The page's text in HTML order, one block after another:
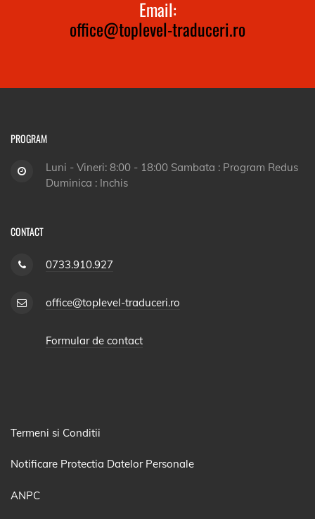
Email:
office@toplevel-traduceri.ro
PROGRAM
Luni - Vineri: 8:00 - 18:00 Sambata : Program Redus
Duminica : Inchis
CONTACT
0733.910.927
office@toplevel-traduceri.ro
Formular de contact
Termeni si Conditii
Notificare Protectia Datelor Personale
ANPC